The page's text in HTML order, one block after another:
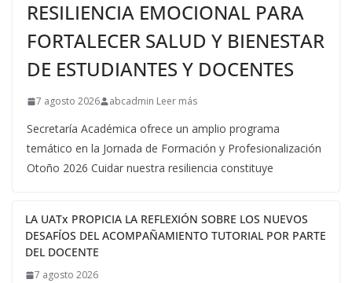
RESILIENCIA EMOCIONAL PARA
FORTALECER SALUD Y BIENESTAR
DE ESTUDIANTES Y DOCENTES
7 agosto 2026 abcadmin Leer más
Secretaría Académica ofrece un amplio programa
temático en la Jornada de Formación y Profesionalización
Otoño 2026 Cuidar nuestra resiliencia constituye
LA UATx PROPICIA LA REFLEXIÓN SOBRE LOS NUEVOS
DESAFÍOS DEL ACOMPAÑAMIENTO TUTORIAL POR PARTE
DEL DOCENTE
7 agosto 2026